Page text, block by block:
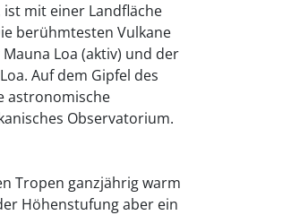
mit einer Landfläche
berühmtesten Vulkane
Loa (aktiv) und der
Auf dem Gipfel des
astronomische
Observatorium.
Tropen ganzjährig warm
Höhenstufung aber ein